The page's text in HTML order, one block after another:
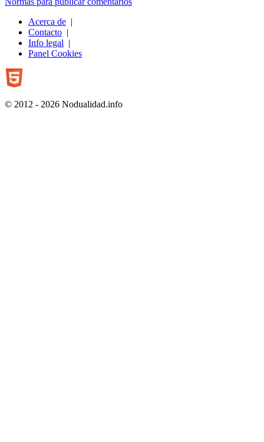
Acerca de |
Contacto |
Info legal |
Panel Cookies
© 2012 - 2026 Nodualidad.info